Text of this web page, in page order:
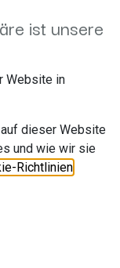
DAB+ &
ist unsere
Website in
dieser Website
und wie wir sie
Richtlinien